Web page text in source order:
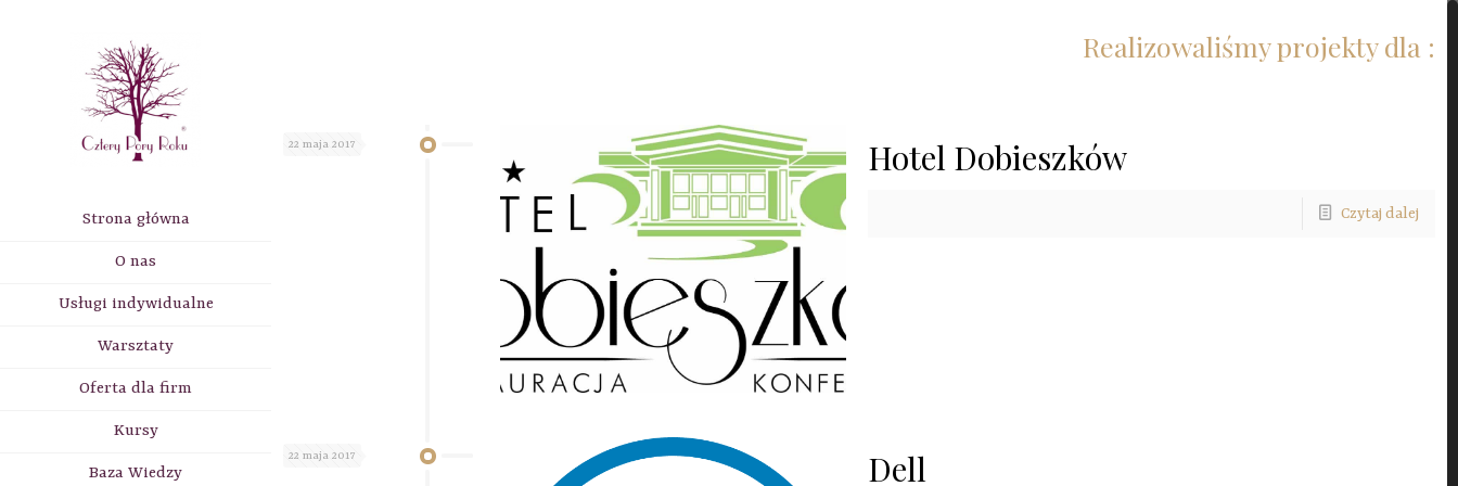
Strona główna
O nas
Usługi indywidualne
Warsztaty
Oferta dla firm
Kursy
Baza Wiedzy
Realizowaliśmy projekty dla :
22 maja 2017 Hotel Dobieszków
Czytaj dalej
22 maja 2017 Dell